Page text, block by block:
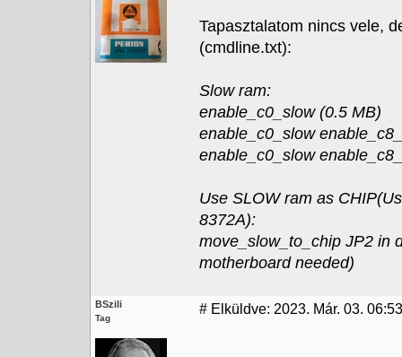
Tapasztalatom nincs vele,
(cmdline.txt):
Slow ram:
enable_c0_slow (0.5 MB)
enable_c0_slow
enable_c0_slow
Use SLOW ram as
8372A):
move_slow_to_chip JP2 in
motherboard needed)
BSzili
Tag
# Elküldve: 2023. Már. 03. 06:53